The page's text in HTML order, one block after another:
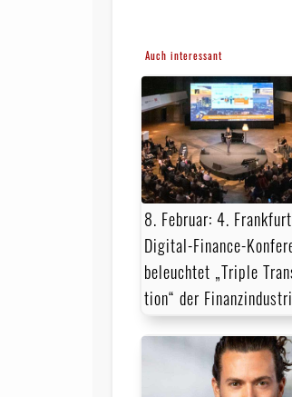
Auch interessant
8. Februar: 4.
Digital-Finance-
beleuchtet „Triple
tion“ der